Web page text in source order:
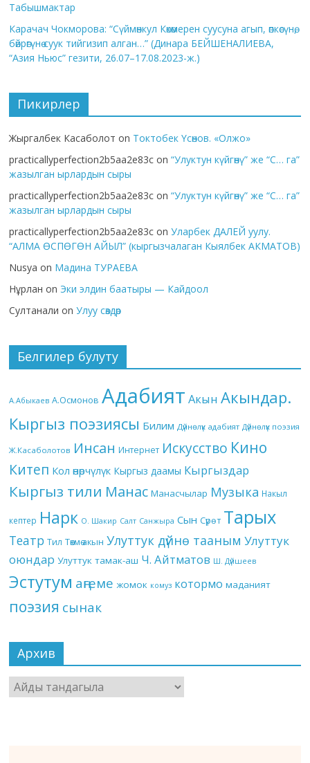
Табышмактар
Карачач Чокморова: “Сүймөнкул Көкөмерен суусуна агып, өпкөсүнө,
бөйрөгүнө суук тийгизип алган…” (Динара БЕЙШЕНАЛИЕВА,
“Азия Ньюс” гезити, 26.07–17.08.2023-ж.)
Пикирлер
Жыргалбек Касаболот on Токтобек Үсөнов. «Олжо»
practicallyperfection2b5aa2e83c on“Улуктун күйгөнү” же “С… га”
жазылган ырлардын сыры
practicallyperfection2b5aa2e83c on“Улуктун күйгөнү” же “С… га”
жазылган ырлардын сыры
practicallyperfection2b5aa2e83c onУларбек ДАЛЕЙ уулу.
“АЛМА ӨСПӨГӨН АЙЫЛ” (кыргызчалаган Кыялбек АКМАТОВ)
Nusya on Мадина ТУРАЕВА
Нұрлан on Эки элдин баатыры — Кайдоол
Султанали onУлуу сөздөр
Белгилер булуту
А.Абыкаев А.Осмонов Адабият Акын Акындар.
Кыргыз поэзиясы Билим Дүйнөлүк адабият Дүйнөлүк поэзия
Ж.Касаболотов Инсан Интернет Искусство Кино
Китеп Кол өнөрчүлүк Кыргыз даамы Кыргыздар
Кыргыз тили Манас Манасчылар Музыка Накыл
кептер Нарк О. Шакир Салт Санжыра Сын Сүрөт Тарых
Театр Тил Төкмө акын Улуттук дүйнө тааным Улуттук
оюндар Улуттук тамак-аш Ч. Айтматов Ш. Дүйшеев
Эстутум аңгеме жомок комуз котормо маданият
поэзия сынак
Архив
Архив